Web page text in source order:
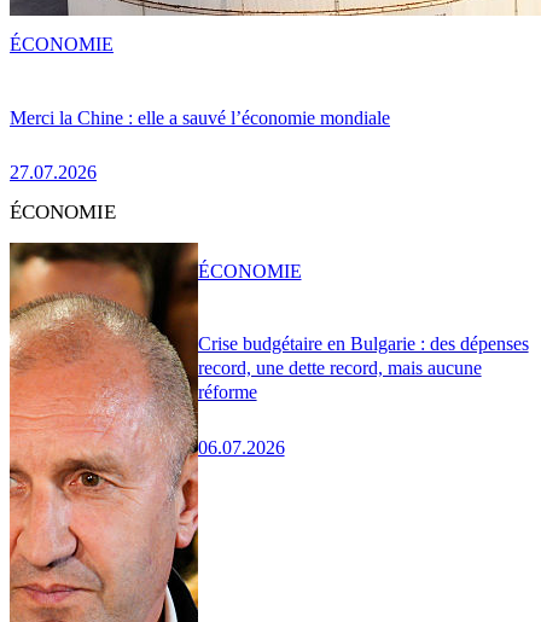
Merci la Chine : elle a sauvé l’économie mondiale
27.07.2026
ÉCONOMIE
ÉCONOMIE
Crise budgétaire en Bulgarie : des dépenses
record, une dette record, mais aucune
réforme
06.07.2026
ÉCONOMIE